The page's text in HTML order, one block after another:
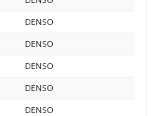
DENSO
DENSO
DENSO
DENSO
DENSO